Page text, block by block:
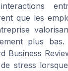
que les
plus
Business
stress